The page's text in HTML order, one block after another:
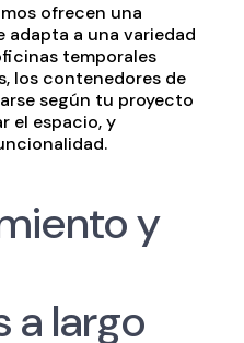
ofrecen una
adapta a una variedad
temporales
los contenedores de
según tu proyecto
el espacio, y
y
a largo